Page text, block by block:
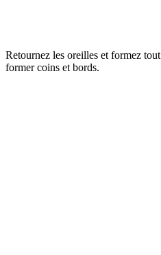
Retournez les oreilles et formez
former coins et bords.